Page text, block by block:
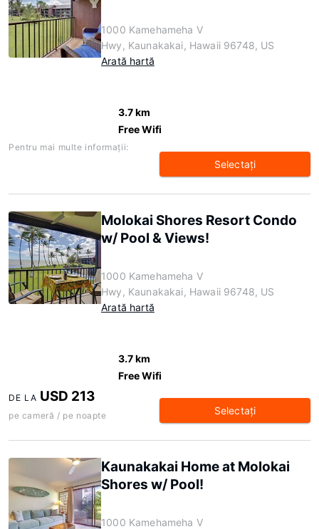
1000 Kamehameha V
Hwy, Kaunakakai, Hawaii 96748, US
Arată hartă
3.7 km
Free Wifi
Pentru mai multe informaţii:
Selectaţi
Molokai Shores Resort Condo
w/ Pool & Views!
1000 Kamehameha V
Hwy, Kaunakakai, Hawaii 96748, US
Arată hartă
3.7 km
Free Wifi
DE LA USD 213
pe cameră / pe noapte Selectaţi
Kaunakakai Home at Molokai
Shores w/ Pool!
1000 Kamehameha V